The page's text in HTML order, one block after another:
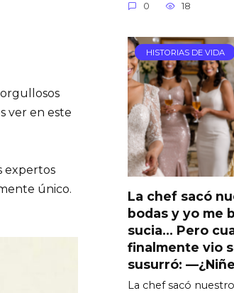
orgullosos
ver en este
expertos
único.
0 18
HISTORIAS DE VIDA
La chef sacó
bodas y yo me
sucia… Pero
finalmente vio
susurró:
La chef sacó